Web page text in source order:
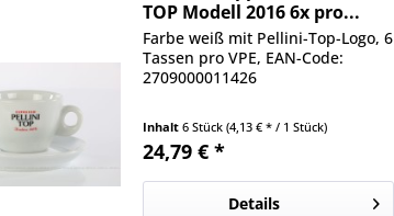
TOP Modell 2016 6x pro...
Farbe weiß mit Pellini-Top-Logo, 6
Tassen pro VPE, EAN-Code:
2709000011426
Inhalt6 Stück(4,13 € * / 1 Stück)
24,79 € *
Details